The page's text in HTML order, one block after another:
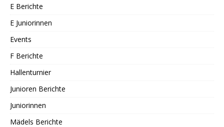
E Berichte
E Juniorinnen
Events
F Berichte
Hallenturnier
Junioren Berichte
Juniorinnen
Mädels Berichte